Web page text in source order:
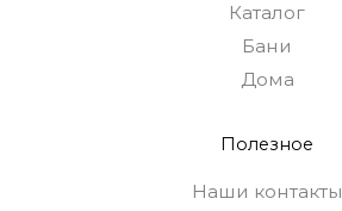
Каталог
Бани
Дома
Полезное
Наши контакты